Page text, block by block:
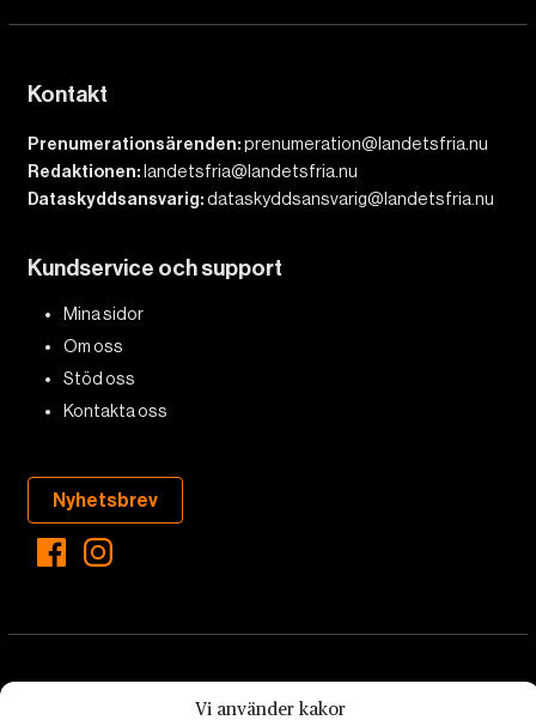
Vi använder kakor
Kontakt
Prenumerationsärenden:prenumeration@landetsfria.nu
Redaktionen: landetsfria@landetsfria.nu
Dataskyddsansvarig:dataskyddsansvarig@landetsfria.nu
Kundservice och support
Mina sidor
Om oss
Stöd oss
Kontakta oss
Nyhetsbrev